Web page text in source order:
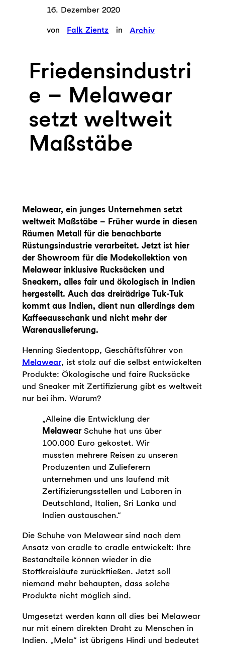
16. Dezember 2020
von Falk Zientz in Archiv
Friedensindustri
e – Melawear
setzt weltweit
Maßstäbe
Melawear, ein junges Unternehmen setzt
weltweit Maßstäbe – Früher wurde in diesen
Räumen Metall für die benachbarte
Rüstungsindustrie verarbeitet. Jetzt ist hier
der Showroom für die Modekollektion von
Melawear inklusive Rucksäcken und
Sneakern, alles fair und ökologisch in Indien
hergestellt. Auch das dreirädrige Tuk-Tuk
kommt aus Indien, dient nun allerdings dem
Kaffeeausschank und nicht mehr der
Warenauslieferung.
Henning Siedentopp, Geschäftsführer von
Melawear, ist stolz auf die selbst entwickelten
Produkte: Ökologische und faire Rucksäcke
und Sneaker mit Zertifizierung gibt es weltweit
nur bei ihm. Warum?
„Alleine die Entwicklung der
MelawearSchuhe hat uns über
100.000 Euro gekostet. Wir
mussten mehrere Reisen zu unseren
Produzenten und Zulieferern
unternehmen und uns laufend mit
Zertifizierungsstellen und Laboren in
Deutschland, Italien, Sri Lanka und
Indien austauschen.“
Die Schuhe von Melawear sind nach dem
Ansatz von cradle to cradle entwickelt: Ihre
Bestandteile können wieder in die
Stoffkreisläufe zurückfließen. Jetzt soll
niemand mehr behaupten, dass solche
Produkte nicht möglich sind.
Umgesetzt werden kann all dies bei Melawear
nur mit einem direkten Draht zu Menschen in
Indien. „Mela“ ist übrigens Hindi und bedeutet